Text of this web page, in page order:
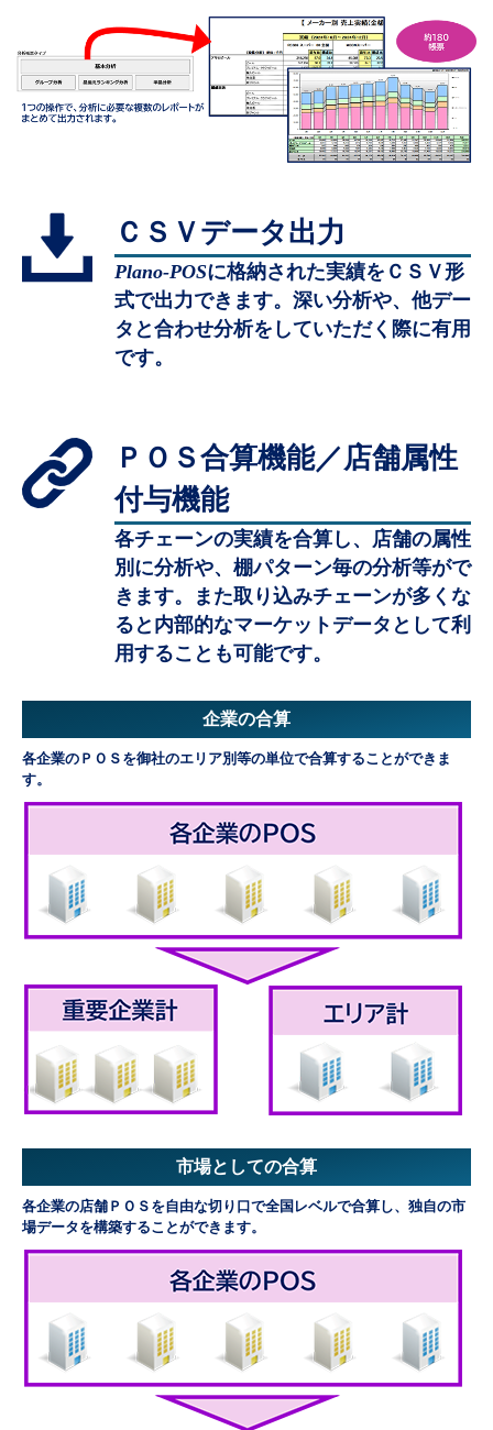
ＣＳＶデータ出力
Plano-POSに格納された実績をＣＳＶ形
式で出力できます。深い分析や、他デー
タと合わせ分析をしていただく際に有用
です。
ＰＯＳ合算機能／店舗属性
付与機能
各チェーンの実績を合算し、店舗の属性
別に分析や、棚パターン毎の分析等がで
きます。また取り込みチェーンが多くな
ると内部的なマーケットデータとして利
用することも可能です。
企業の合算
各企業のＰＯＳを御社のエリア別等の単位で合算することができま
す。
市場としての合算
各企業の店舗ＰＯＳを自由な切り口で全国レベルで合算し、独自の市
場データを構築することができます。